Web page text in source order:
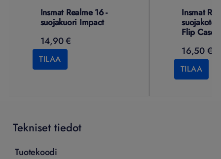
Insmat Realme 16 -
suojakuori Impact
14,90 €
TILAA
Insmat
Flip Case
16,50 €
TILAA
Tekniset tiedot
Tuotekoodi